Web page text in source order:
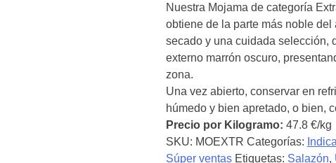
extra
de
Isla
Cristina
USISA
cantidad
Nuestra Mojama de categoría
obtiene de la parte más noble
secado y una cuidada selección,
externo marrón oscuro,
zona.
Una vez abierto, conservar en
húmedo y bien apretado, o bien,
Precio por Kilogramo: 47.8 €/kg
SKU: MOEXTR Categorías:
Súper ventas Etiquetas: Salazón,